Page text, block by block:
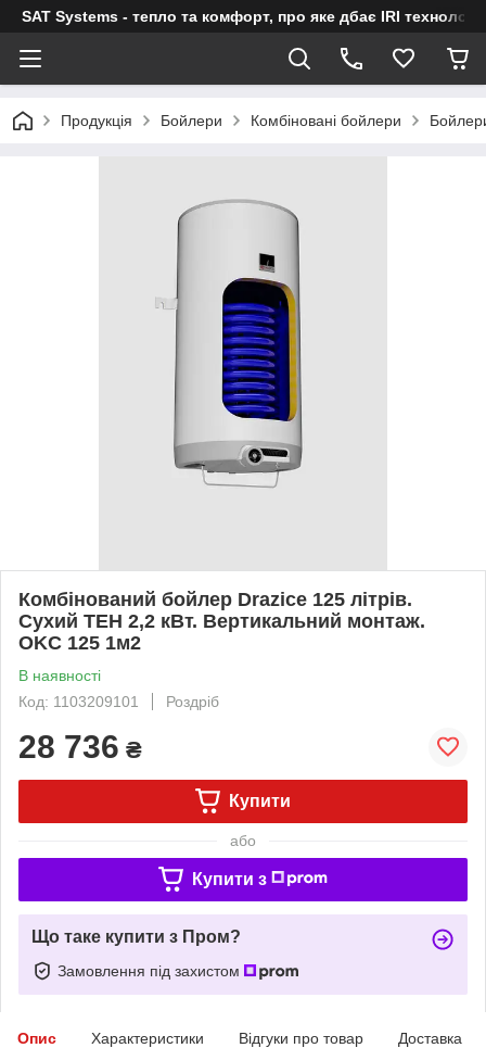
SAT Systems - тепло та комфорт, про яке дбає IRI технологія
Продукція Бойлери Комбіновані бойлери
Комбінований бойлер Drazice 125 літрів.
Сухий ТЕН 2,2 кВт. Вертикальний монтаж.
OKC 125 1м2
В наявності
Код: 1103209101
Роздріб
28 736 ₴
Купити
або
Купити з
Що таке купити з Пром?
Замовлення під захистом
Опис Характеристики Відгуки про товар Доставка